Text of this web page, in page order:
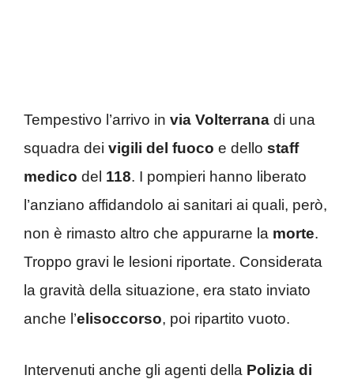
Tempestivo l’arrivo in via Volterrana di una
squadra dei vigili del fuoco e dello staff
medico del 118. I pompieri hanno liberato
l’anziano affidandolo ai sanitari ai quali, però,
non è rimasto altro che appurarne la morte.
Troppo gravi le lesioni riportate. Considerata
la gravità della situazione, era stato inviato
anche l’elisoccorso, poi ripartito vuoto.
Intervenuti anche gli agenti della Polizia di